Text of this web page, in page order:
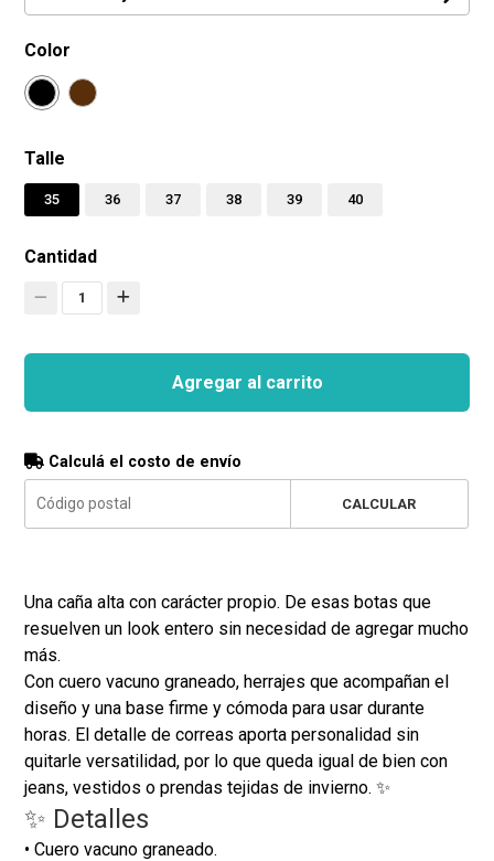
Color
Talle
35 36 37 38 39 40
Cantidad
1
Agregar al carrito
Calculá el costo de envío
CALCULAR
Una caña alta con carácter propio. De esas botas que
resuelven un look entero sin necesidad de agregar mucho
más.
Con cuero vacuno graneado, herrajes que acompañan el
diseño y una base firme y cómoda para usar durante
horas. El detalle de correas aporta personalidad sin
quitarle versatilidad, por lo que queda igual de bien con
jeans, vestidos o prendas tejidas de invierno. ✨
✨ Detalles
• Cuero vacuno graneado.